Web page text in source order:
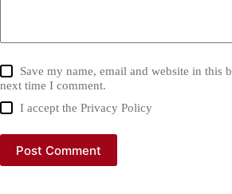
Save my name, email and website in this
next time I comment.
I accept thePrivacy Policy
Post Comment